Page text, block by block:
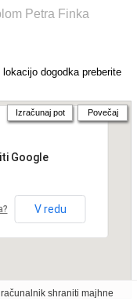
Petra Finka
dogodka preberite
Google
V redu
Izračunaj pot Povečaj
shraniti majhne